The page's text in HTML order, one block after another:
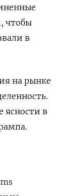
чтобы
в
на рынке
ясности в